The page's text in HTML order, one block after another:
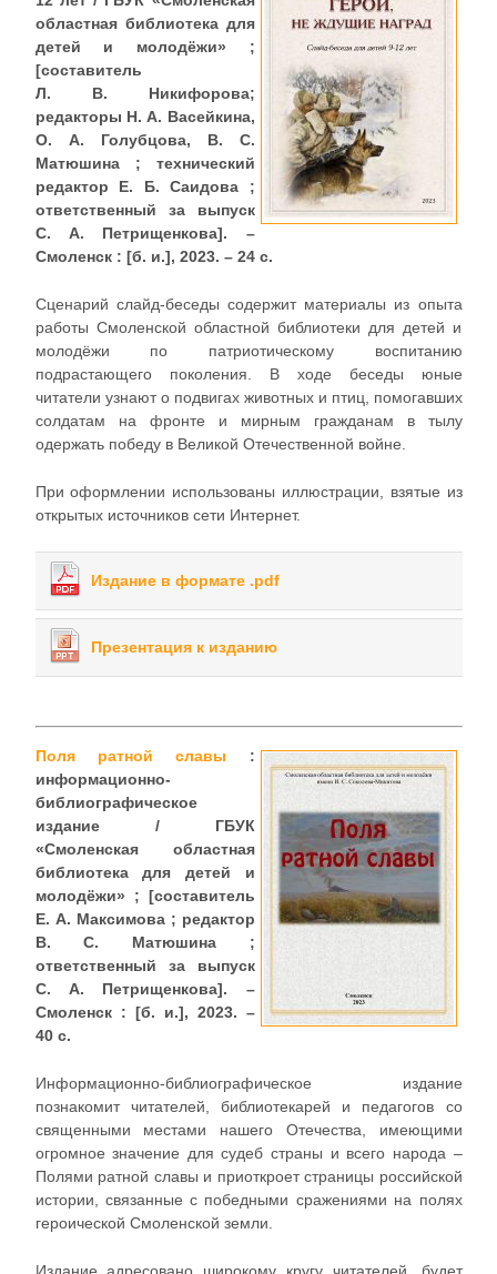
областная библиотека для
детей и молодёжи» ;
[составитель
Л. В. Никифорова;
редакторы Н. А. Васейкина,
О. А. Голубцова, В. С.
Матюшина ; технический
редактор Е. Б. Саидова ;
ответственный за выпуск
С. А. Петрищенкова]. –
Смоленск : [б. и.], 2023. – 24 с.
Сценарий слайд-беседы содержит материалы из опыта
работы Смоленской областной библиотеки для детей и
молодёжи по патриотическому воспитанию
подрастающего поколения. В ходе беседы юные
читатели узнают о подвигах животных и птиц, помогавших
солдатам на фронте и мирным гражданам в тылу
одержать победу в Великой Отечественной войне.
При оформлении использованы иллюстрации, взятые из
открытых источников сети Интернет.
Издание в формате .pdf
Презентация к изданию
Поля ратной славы :
информационно-
библиографическое
издание / ГБУК
«Смоленская областная
библиотека для детей и
молодёжи» ; [составитель
Е. А. Максимова ; редактор
В. С. Матюшина ;
ответственный за выпуск
С. А. Петрищенкова]. –
Смоленск : [б. и.], 2023. –
40 с.
Информационно-библиографическое издание
познакомит читателей, библиотекарей и педагогов со
священными местами нашего Отечества, имеющими
огромное значение для судеб страны и всего народа –
Полями ратной славы и приоткроет страницы российской
истории, связанные с победными сражениями на полях
героической Смоленской земли.
Издание адресовано широкому кругу читателей, будет